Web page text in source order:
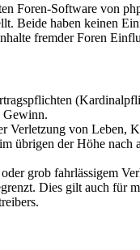
Foren-Software von
Beide haben keinen
fremder Foren
Gewinn.
Verletzung von Leben,
übrigen der Höhe nach
grob fahrlässigem
Dies gilt auch für